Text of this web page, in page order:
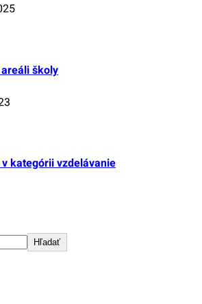
školy
kategórii vzdelávanie
Hľadať